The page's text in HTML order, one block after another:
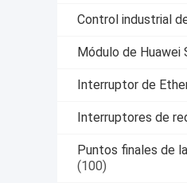
Control industrial
Módulo de Huawei
Interruptor de
Interruptores de
Puntos finales de
(100)